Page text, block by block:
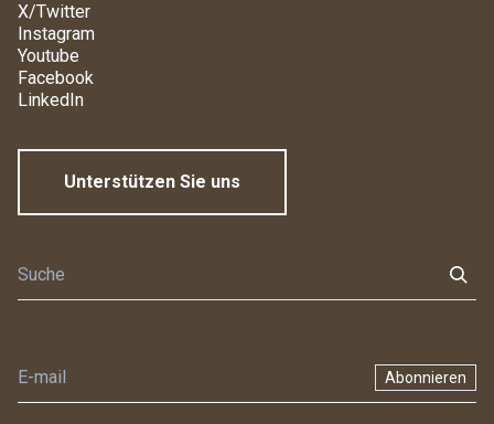
X/Twitter
Instagram
Youtube
Facebook
LinkedIn
Unterstützen Sie uns
Abonnieren